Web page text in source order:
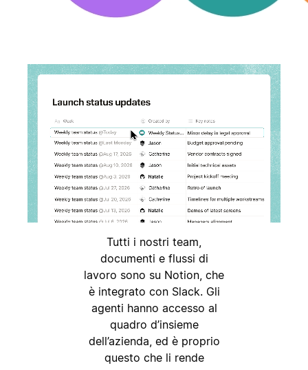
Tutti i nostri team,
documenti e flussi di
lavoro sono su Notion, che
è integrato con Slack. Gli
agenti hanno accesso al
quadro d’insieme
dell’azienda, ed è proprio
questo che li rende